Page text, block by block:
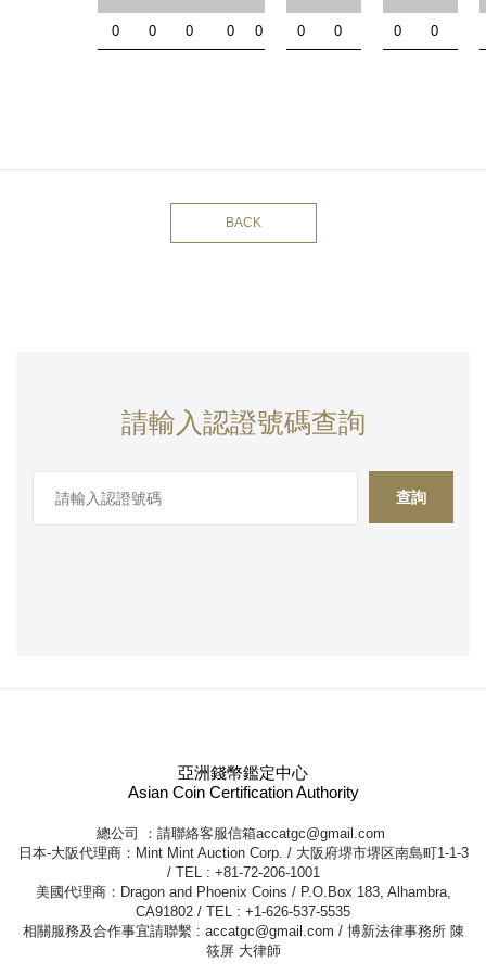
0 0 0 0 0 0 0 0 0
BACK
請輸入認證號碼查詢
查詢
亞洲錢幣鑑定中心
Asian Coin Certification Authority
總公司 ：請聯絡客服信箱accatgc@gmail.com
日本-大阪代理商：Mint Mint Auction Corp. / 大阪府堺市堺区南島町1-1-3
/ TEL : +81-72-206-1001
美國代理商：Dragon and Phoenix Coins / P.O.Box 183, Alhambra,
CA91802 / TEL : +1-626-537-5535
相關服務及合作事宜請聯繫 : accatgc@gmail.com / 博新法律事務所 陳
筱屏 大律師